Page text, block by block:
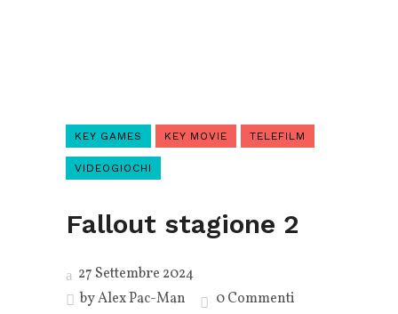
KEY GAMES KEY MOVIE TELEFILM
VIDEOGIOCHI
Fallout stagione 2
27 Settembre 2024
byAlex Pac-Man 0 Commenti